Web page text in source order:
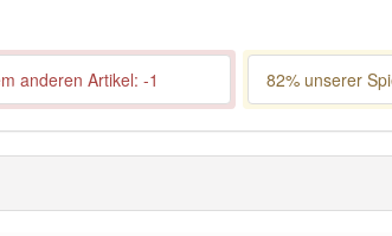
anderen Artikel: -1 82% unserer